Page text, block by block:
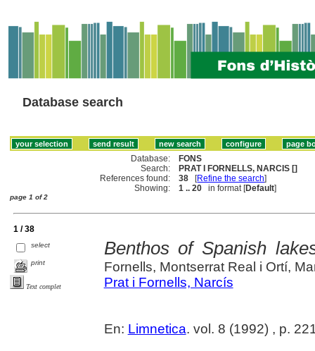
Database search
Database:
FONS
Search:
PRAT I FORNELLS, NARCIS []
References found:
38 [Refine the search]
Showing:
1 .. 20 in format [Default]
page 1 of 2
1 / 38
select
print
Text complet
Benthos of Spanish
Fornells, Montserrat Real i Ortí,
Prat i Fornells, Narcís
En: Limnetica. vol. 8 (1992) , p.